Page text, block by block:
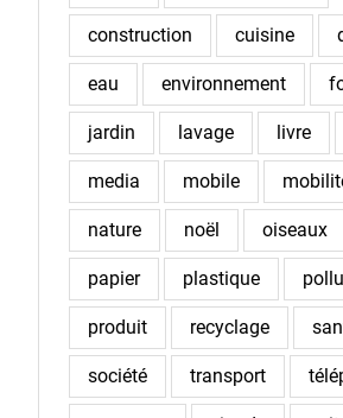
construction cuisine
eau environnement
jardin lavage livre
media mobile
nature noël oiseaux
papier plastique
produit recyclage
société transport